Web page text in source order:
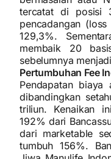
tercatat di posisi
pencadangan
129,3%.
membaik 20
sebelumnya
Pertumbuhan Fee
Pendapatan
dibandingkan
triliun. Kenaikan
192% dari
dari marketable
tumbuh 156%.